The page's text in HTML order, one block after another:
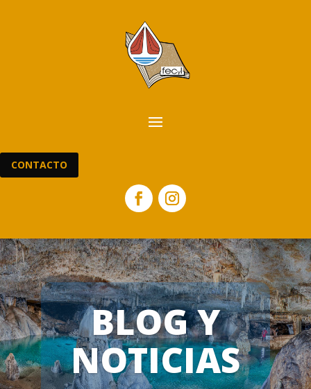
CONTACTO
BLOG Y
NOTICIAS